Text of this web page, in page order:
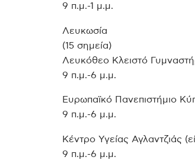
9 π.μ.-1 μ.μ.
Λευκωσία
(15 σημεία)
Λευκόθεο Κλειστό
9 π.μ.-6 μ.μ.
Ευρωπαϊκό Πανεπιστήμιο
9 π.μ.-6 μ.μ.
Κέντρο Υγείας Αγλαντζιάς
9 π.μ.-6 μ.μ.